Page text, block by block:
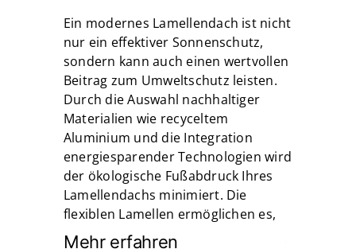
Ein modernes Lamellendach ist nicht
nur ein effektiver Sonnenschutz,
sondern kann auch einen wertvollen
Beitrag zum Umweltschutz leisten.
Durch die Auswahl nachhaltiger
Materialien wie recyceltem
Aluminium und die Integration
energiesparender Technologien wird
der ökologische Fußabdruck Ihres
Lamellendachs minimiert. Die
flexiblen Lamellen ermöglichen es,
Mehr erfahren